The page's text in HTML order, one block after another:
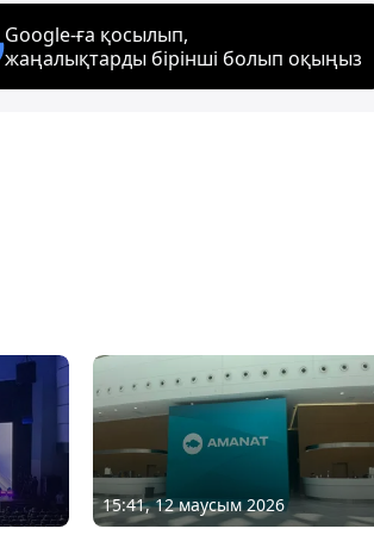
Google-ға қосылып,
жаңалықтарды бірінші болып оқыңыз
15:41, 12 маусым 2026